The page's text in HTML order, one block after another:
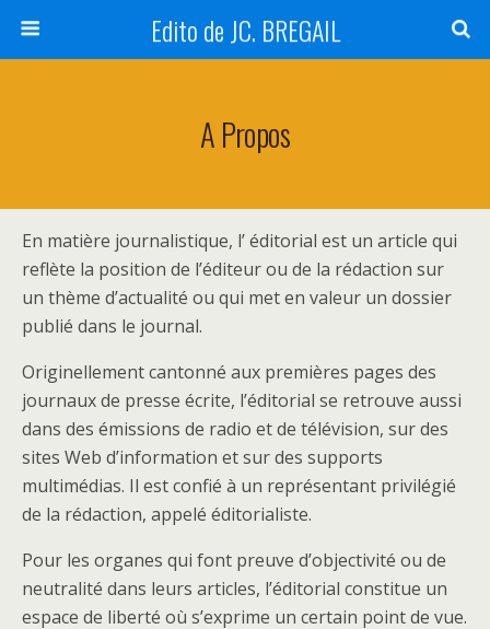
Edito de JC. BREGAIL
A Propos
En matière journalistique, l’ éditorial est un article qui
reflète la position de l’éditeur ou de la rédaction sur
un thème d’actualité ou qui met en valeur un dossier
publié dans le journal.
Originellement cantonné aux premières pages des
journaux de presse écrite, l’éditorial se retrouve aussi
dans des émissions de radio et de télévision, sur des
sites Web d’information et sur des supports
multimédias. Il est confié à un représentant privilégié
de la rédaction, appelé éditorialiste.
Pour les organes qui font preuve d’objectivité ou de
neutralité dans leurs articles, l’éditorial constitue un
espace de liberté où s’exprime un certain point de vue.